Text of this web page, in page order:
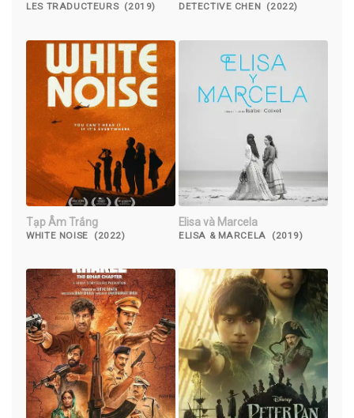
LES TRADUCTEURS (2019) DETECTIVE CHEN (2022)
Tạp Âm Trắng
WHITE NOISE (2022)
Elisa và Marcela
ELISA & MARCELA (2019)